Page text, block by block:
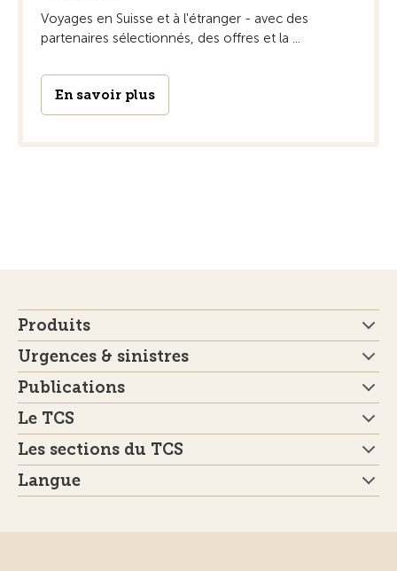
Voyages en Suisse et à l'étranger - avec des
partenaires sélectionnés, des offres et la ...
En savoir plus
Produits
Urgences & sinistres
Publications
Le TCS
Les sections du TCS
Langue